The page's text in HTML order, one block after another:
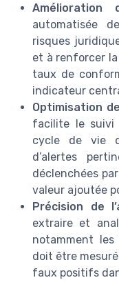
Amélioration
automatisée
risques
et à renforcer
taux de
indicateur
Optimisation
facilite le suivi
cycle de vie
d’alertes
déclenchées
valeur ajoutée
Précision de
extraire et
notamment
doit être
faux positifs